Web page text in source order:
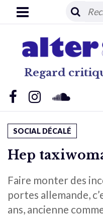
Regard
SOCIAL DÉCALÉ
Hep
Faire monter des
portes allemande,
ans, ancienne